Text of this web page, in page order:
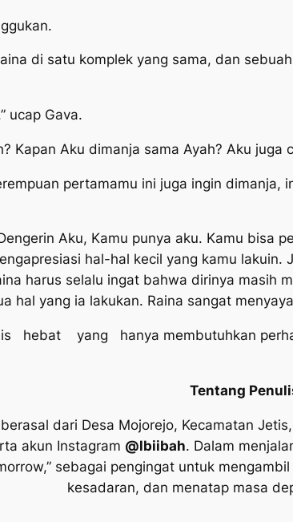
di satu komplek yang sama, dan
ucap Gava.
Kapan Aku dimanja sama Ayah? Aku juga
pertamamu ini juga ingin dimanja,
Aku, Kamu punya aku. Kamu bisa
hal-hal kecil yang kamu lakuin.
harus selalu ingat bahwa dirinya masih
hal yang ia lakukan. Raina sangat
yang hanya membutuhkan
Tentang
berasal dari Desa Mojorejo, Kecamatan
akun Instagram @lbiibah. Dalam
sebagai pengingat untuk
kesadaran, dan menatap masa